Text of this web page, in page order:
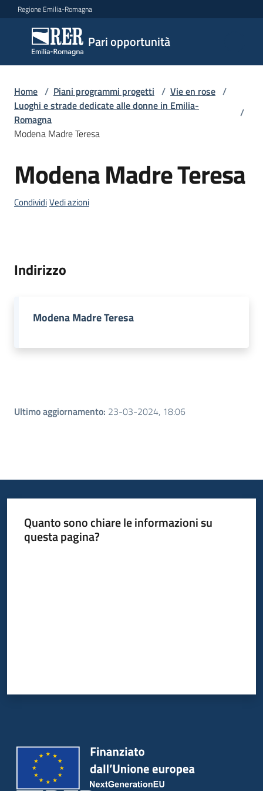
Vai al contenuto
Vai alla navigazione
Vai al footer
Regione Emilia-Romagna
Pari opportunità
Pari
opportunità
Argomenti
Servizi
Progetti
Home / Piani programmi progetti / Vie en rose /
Luoghi e strade dedicate alle donne in Emilia-
Romagna
/
Modena Madre Teresa
Salta al contenuto
Modena Madre Teresa
CondividiVedi azioni
Indirizzo
Modena Madre Teresa
Ultimo aggiornamento: 23-03-2024, 18:06
Quanto sono chiare le informazioni su
questa pagina?